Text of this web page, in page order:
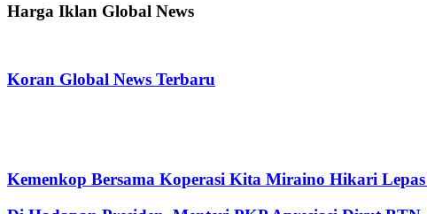
Harga Iklan Global News
Koran Global News Terbaru
Kemenkop Bersama Koperasi Kita Miraino Hikari